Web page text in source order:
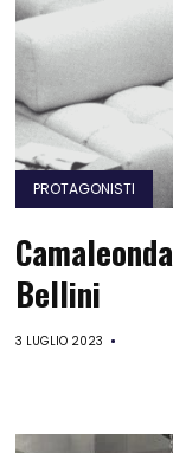
PROTAGONISTI
Bellini
3 LUGLIO 2023